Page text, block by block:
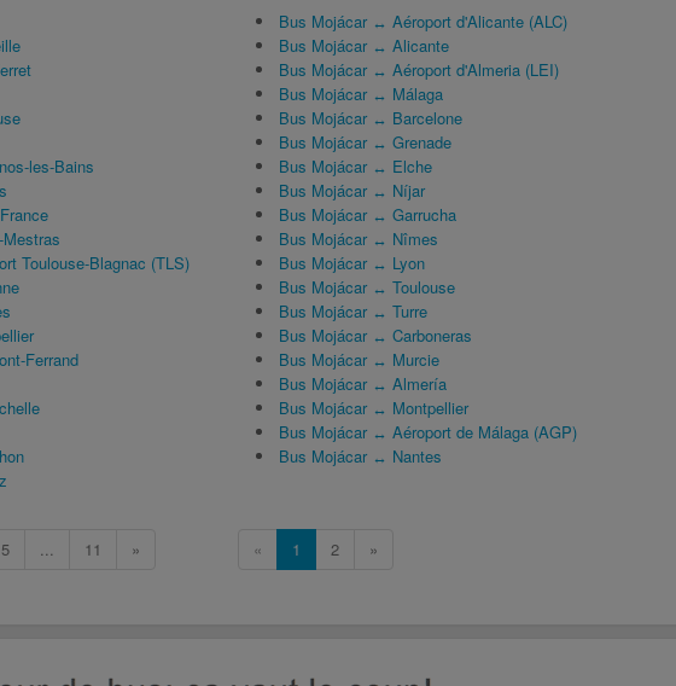
les-Bains
Toulouse-Blagnac (TLS)
Ferrand
5 ... 11 »
Bus Mojácar ↔ Aéroport d'Alicante (ALC)
Bus Mojácar ↔ Alicante
Bus Mojácar ↔ Aéroport d'Almeria (LEI)
Bus Mojácar ↔ Málaga
Bus Mojácar ↔ Barcelone
Bus Mojácar ↔ Grenade
Bus Mojácar ↔ Elche
Bus Mojácar ↔ Níjar
Bus Mojácar ↔ Garrucha
Bus Mojácar ↔ Nîmes
Bus Mojácar ↔ Lyon
Bus Mojácar ↔ Toulouse
Bus Mojácar ↔ Turre
Bus Mojácar ↔ Carboneras
Bus Mojácar ↔ Murcie
Bus Mojácar ↔ Almería
Bus Mojácar ↔ Montpellier
Bus Mojácar ↔ Aéroport de Málaga (AGP)
Bus Mojácar ↔ Nantes
« 1 2 »